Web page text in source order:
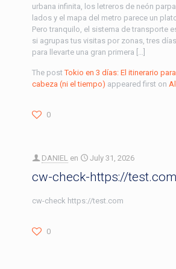
urbana infinita, los letreros de neón
lados y el mapa del metro parece un
Pero tranquilo, el sistema de transporte
si agrupas tus visitas por zonas, tres
para llevarte una gran primera […]
The postTokio en 3 días: El itinerario
cabeza (ni el tiempo) appeared first on
0
DANIEL en July 31, 2026
cw-check-https://
cw-check https://test.com
0